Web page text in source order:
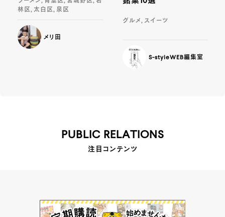
林区, 太白区, 泉区
メリ田
グルメ, スイーツ
S-styleWEB編集室
PUBLIC RELATIONS
注目コンテンツ